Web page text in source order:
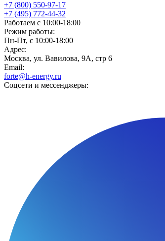
+7 (800) 550-97-17
+7 (495) 772-44-32
Работаем с 10:00-18:00
Режим работы:
Пн-Пт, с 10:00-18:00
Адрес:
Москва, ул. Вавилова, 9А, стр 6
Email:
forte@h-energy.ru
Соцсети и мессенджеры: